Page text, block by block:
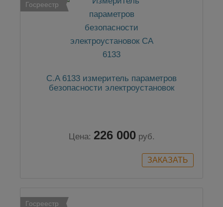
Госреестр
C.A 6133 измеритель параметров
безопасности электроустановок
Цена: 226 000 руб.
Госреестр